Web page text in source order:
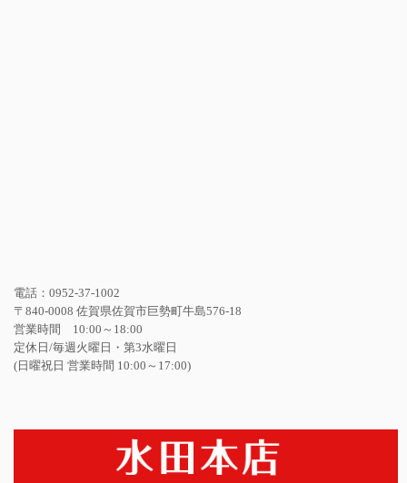
電話：0952-37-1002
〒840-0008 佐賀県佐賀市巨勢町牛島576-18
営業時間 10:00～18:00
定休日/毎週火曜日・第3水曜日
(日曜祝日 営業時間 10:00～17:00)